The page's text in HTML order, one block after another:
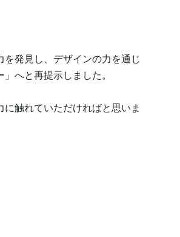
発見し、デザインの力を通じ
へと再提示しました。
触れていただければと思いま